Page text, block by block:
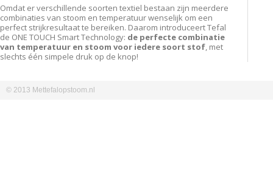
Omdat er verschillende soorten textiel bestaan zijn meerdere
combinaties van stoom en temperatuur wenselijk om een
perfect strijkresultaat te bereiken. Daarom introduceert Tefal
de ONE TOUCH Smart Technology: de perfecte combinatie
van temperatuur en stoom voor iedere soort stof, met
slechts één simpele druk op de knop!
© 2013 Mettefalopstoom.nl